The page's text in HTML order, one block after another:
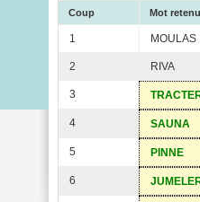
Coup Mot retenu
1 MOULAS
2 RIVA
3
4 SAUNA
5 PINNE
6